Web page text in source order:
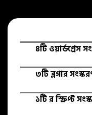
৪টি ওয়ার্ডপ্রেস
৩টি ব্লগার
১টি র স্ক্রিপ্ট